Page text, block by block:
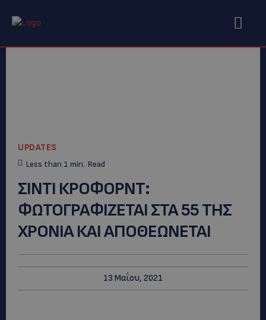
UPDATES
Less than 1 min. Read
ΣΙΝΤΙ ΚΡΟΦΟΡΝΤ:
ΦΩΤΟΓΡΑΦΙΖΕΤΑΙ ΣΤΑ 55 ΤΗΣ
ΧΡΟΝΙΑ ΚΑΙ ΑΠΟΘΕΩΝΕΤΑΙ
13 Μαΐου, 2021